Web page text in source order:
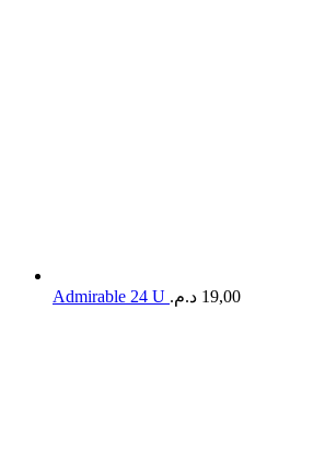
Admirable 24 U
19,00 د.م.